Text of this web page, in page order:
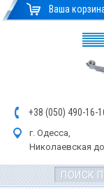
Ваша
+38 (050) 490-16-1
г. Одесса,
Николаевская